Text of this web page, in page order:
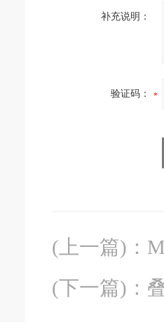
补充说明：
验证码：
(上一篇) ：
(下一篇) ：